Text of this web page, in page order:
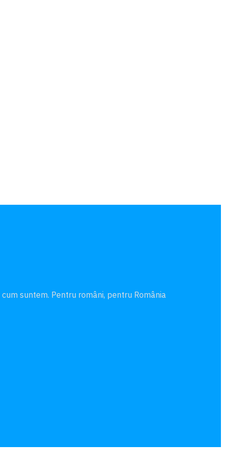
suntem. Pentru români, pentru România